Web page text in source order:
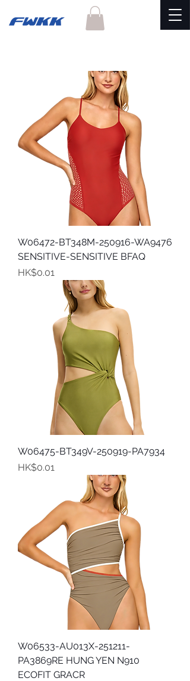
W06472-BT348M-250916-WA9476
SENSITIVE-SENSITIVE BFAQ
價格
HK$0.01
W06475-BT349V-250919-PA7934
價格
HK$0.01
W06533-AU013X-251211-
PA3869RE HUNG YEN N910
ECOFIT GRACR